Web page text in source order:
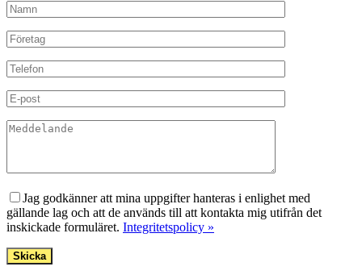
Lämna detta fält tomt.
Jag godkänner att mina uppgifter hanteras i enlighet med
gällande lag och att de används till att kontakta mig utifrån det
inskickade formuläret. Integritetspolicy »